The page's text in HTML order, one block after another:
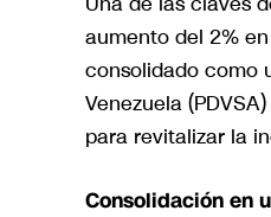
aumento del 2%
consolidado como
Venezuela
para revitalizar la
Consolidación en